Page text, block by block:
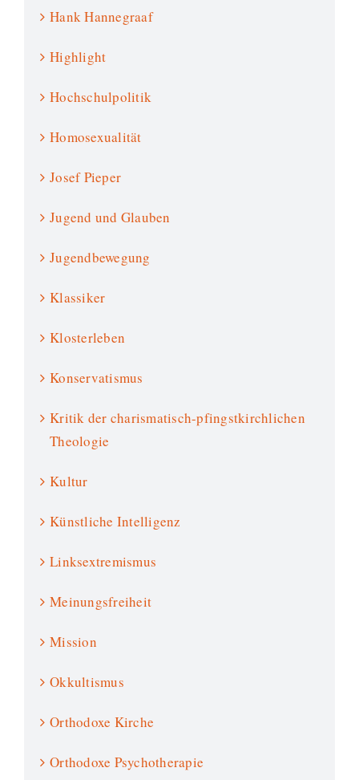
Hank Hannegraaf
Highlight
Hochschulpolitik
Homosexualität
Josef Pieper
Jugend und Glauben
Jugendbewegung
Klassiker
Klosterleben
Konservatismus
Kritik der charismatisch-pfingstkirchlichen
Theologie
Kultur
Künstliche Intelligenz
Linksextremismus
Meinungsfreiheit
Mission
Okkultismus
Orthodoxe Kirche
Orthodoxe Psychotherapie